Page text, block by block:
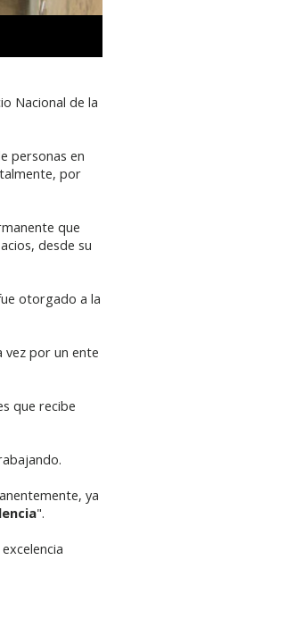
Nacional de la
personas en
por
que
desde su
otorgado a la
vez por un ente
que recibe
ya
".